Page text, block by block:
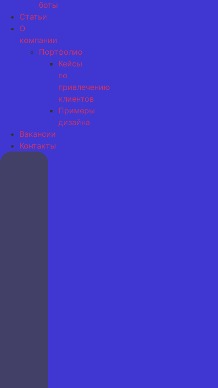
боты
Статьи
О
компании
Портфолио
Кейсы
по
привлечению
клиентов
Примеры
дизайна
Вакансии
Контакты